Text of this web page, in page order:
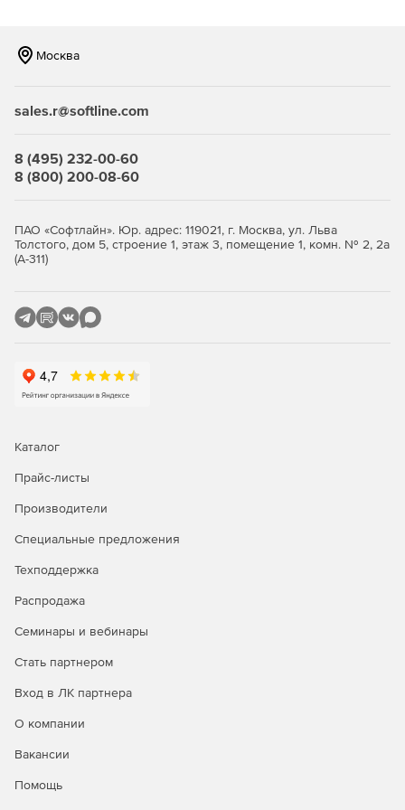
Professional Edition
для серверной операционной системы и не может
Workstation Edition
полнофункциональное решение для рабочих станций,
инструменты: централизованного управления сетью,
единого контроля множества копий ПО O&O Defrag,
ведения детальных журналов. Серверные
операционные системы не поддерживаются.
Основные особенности O&O Defrag:
фоновом режиме.
Ускорение считывания и записи информации для
8 методов дефрагментации диска в целях
станций и серверов.
Планирование и составление графиков
автоматической дефрагментации.
Мониторинг и контроль текущего состояния с
Обновленный интерфейс.
Поддержка дисков Windows всех размеров и
Москва
sales.r@softline.com
8 (495) 232-00-60
8 (800) 200-08-60
ПАО «Софтлайн». Юр. адрес: 119021, г. Москва, ул. Льва
Толстого, дом 5, строение 1, этаж 3, помещение 1, комн. № 2, 2а
(А-311)
Каталог
Прайс-листы
Производители
Специальные предложения
Техподдержка
Распродажа
Семинары и вебинары
Стать партнером
Вход в ЛК партнера
О компании
Вакансии
Помощь